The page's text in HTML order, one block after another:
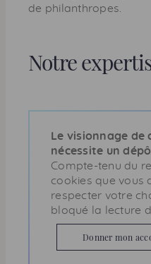
de philanthropes.
Notre
Le visionnage de
nécessite un
Compte-tenu du
cookies que vous
respecter votre
bloqué la lecture
Donner mon